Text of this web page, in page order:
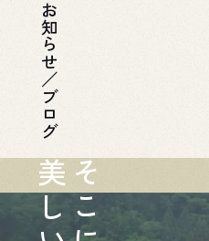
お知らせ／ブログ
そ
こ
美
し